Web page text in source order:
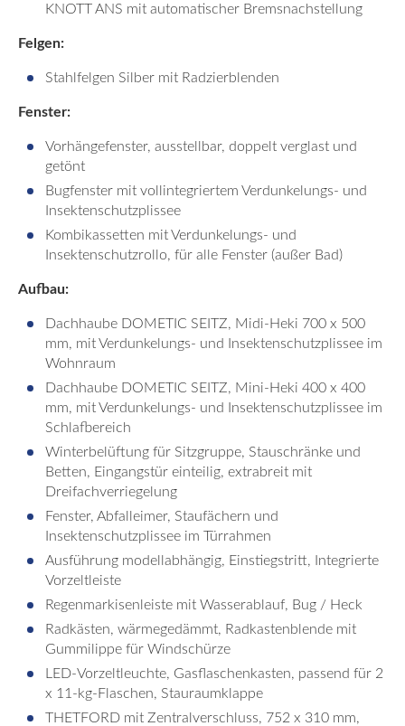
KNOTT ANS mit automatischer Bremsnachstellung
Felgen:
Stahlfelgen Silber mit Radzierblenden
Fenster:
Vorhängefenster, ausstellbar, doppelt verglast und
getönt
Bugfenster mit vollintegriertem Verdunkelungs- und
Insektenschutzplissee
Kombikassetten mit Verdunkelungs- und
Insektenschutzrollo, für alle Fenster (außer Bad)
Aufbau:
Dachhaube DOMETIC SEITZ, Midi-Heki 700 x 500
mm, mit Verdunkelungs- und Insektenschutzplissee im
Wohnraum
Dachhaube DOMETIC SEITZ, Mini-Heki 400 x 400
mm, mit Verdunkelungs- und Insektenschutzplissee im
Schlafbereich
Winterbelüftung für Sitzgruppe, Stauschränke und
Betten, Eingangstür einteilig, extrabreit mit
Dreifachverriegelung
Fenster, Abfalleimer, Staufächern und
Insektenschutzplissee im Türrahmen
Ausführung modellabhängig, Einstiegstritt, Integrierte
Vorzeltleiste
Regenmarkisenleiste mit Wasserablauf, Bug / Heck
Radkästen, wärmegedämmt, Radkastenblende mit
Gummilippe für Windschürze
LED-Vorzeltleuchte, Gasflaschenkasten, passend für 2
x 11-kg-Flaschen, Stauraumklappe
THETFORD mit Zentralverschluss, 752 x 310 mm,